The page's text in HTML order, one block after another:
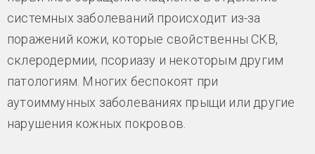
системных заболеваний происходит из-за
поражений кожи, которые свойственны СКВ,
склеродермии, псориазу и некоторым другим
патологиям. Многих беспокоят при
аутоиммунных заболеваниях прыщи или другие
нарушения кожных покровов.